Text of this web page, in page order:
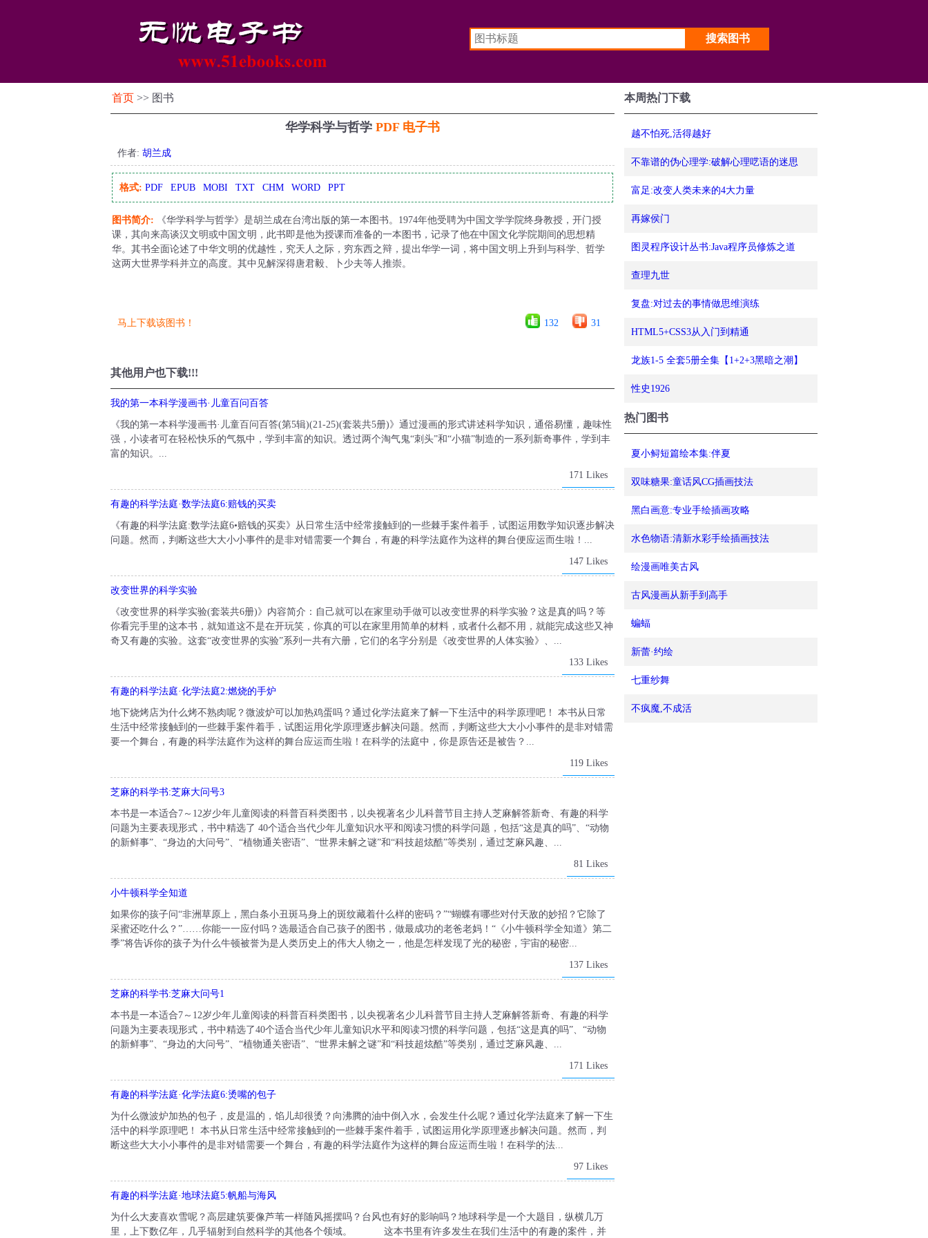
首页 >> 图书
华学科学与哲学 PDF 电子书
作者: 胡兰成
格式: PDF EPUB MOBI TXT CHM WORD PPT
图书简介: 《华学科学与哲学》是胡兰成在台湾出版的第一本图书。1974年他受聘为中国文学学院终身教授，开门授
课，其向来高谈汉文明或中国文明，此书即是他为授课而准备的一本图书，记录了他在中国文化学院期间的思想精
华。其书全面论述了中华文明的优越性，究天人之际，穷东西之辩，提出华学一词，将中国文明上升到与科学、哲学
这两大世界学科并立的高度。其中见解深得唐君毅、卜少夫等人推崇。
马上下载该图书！ 132 31
其他用户也下载!!!
我的第一本科学漫画书·儿童百问百答
《我的第一本科学漫画书·儿童百问百答(第5辑)(21-25)(套装共5册)》通过漫画的形式讲述科学知识，通俗易懂，趣味性
强，小读者可在轻松快乐的气氛中，学到丰富的知识。透过两个淘气鬼“刺头”和“小猫”制造的一系列新奇事件，学到丰
富的知识。...
171 Likes
有趣的科学法庭·数学法庭6:赔钱的买卖
《有趣的科学法庭:数学法庭6•赔钱的买卖》从日常生活中经常接触到的一些棘手案件着手，试图运用数学知识逐步解决
问题。然而，判断这些大大小小事件的是非对错需要一个舞台，有趣的科学法庭作为这样的舞台便应运而生啦！...
147 Likes
改变世界的科学实验
《改变世界的科学实验(套装共6册)》内容简介：自己就可以在家里动手做可以改变世界的科学实验？这是真的吗？等
你看完手里的这本书，就知道这不是在开玩笑，你真的可以在家里用简单的材料，或者什么都不用，就能完成这些又神
奇又有趣的实验。这套“改变世界的实验”系列一共有六册，它们的名字分别是《改变世界的人体实验》、...
133 Likes
有趣的科学法庭·化学法庭2:燃烧的手炉
地下烧烤店为什么烤不熟肉呢？微波炉可以加热鸡蛋吗？通过化学法庭来了解一下生活中的科学原理吧！ 本书从日常
生活中经常接触到的一些棘手案件着手，试图运用化学原理逐步解决问题。然而，判断这些大大小小事件的是非对错需
要一个舞台，有趣的科学法庭作为这样的舞台应运而生啦！在科学的法庭中，你是原告还是被告？...
119 Likes
芝麻的科学书:芝麻大问号3
本书是一本适合7～12岁少年儿童阅读的科普百科类图书，以央视著名少儿科普节目主持人芝麻解答新奇、有趣的科学
问题为主要表现形式，书中精选了 40个适合当代少年儿童知识水平和阅读习惯的科学问题，包括“这是真的吗”、“动物
的新鲜事”、“身边的大问号”、“植物通关密语”、“世界未解之谜”和“科技超炫酷”等类别，通过芝麻风趣、...
81 Likes
小牛顿科学全知道
如果你的孩子问“非洲草原上，黑白条小丑斑马身上的斑纹藏着什么样的密码？”“蝴蝶有哪些对付天敌的妙招？它除了
采蜜还吃什么？”……你能一一应付吗？选最适合自己孩子的图书，做最成功的老爸老妈！“《小牛顿科学全知道》第二
季”将告诉你的孩子为什么牛顿被誉为是人类历史上的伟大人物之一，他是怎样发现了光的秘密，宇宙的秘密...
137 Likes
芝麻的科学书:芝麻大问号1
本书是一本适合7～12岁少年儿童阅读的科普百科类图书，以央视著名少儿科普节目主持人芝麻解答新奇、有趣的科学
问题为主要表现形式，书中精选了40个适合当代少年儿童知识水平和阅读习惯的科学问题，包括“这是真的吗”、“动物
的新鲜事”、“身边的大问号”、“植物通关密语”、“世界未解之谜”和“科技超炫酷”等类别，通过芝麻风趣、...
171 Likes
有趣的科学法庭·化学法庭6:烫嘴的包子
为什么微波炉加热的包子，皮是温的，馅儿却很烫？向沸腾的油中倒入水，会发生什么呢？通过化学法庭来了解一下生
活中的科学原理吧！ 本书从日常生活中经常接触到的一些棘手案件着手，试图运用化学原理逐步解决问题。然而，判
断这些大大小小事件的是非对错需要一个舞台，有趣的科学法庭作为这样的舞台应运而生啦！在科学的法...
97 Likes
有趣的科学法庭·地球法庭5:帆船与海风
为什么大麦喜欢雪呢？高层建筑要像芦苇一样随风摇摆吗？台风也有好的影响吗？地球科学是一个大题目，纵横几万
里，上下数亿年，几乎辐射到自然科学的其他各个领域。 这本书里有许多发生在我们生活中的有趣的案件，并
本周热门下载
越不怕死,活得越好
不靠谱的伪心理学:破解心理呓语的迷思
富足:改变人类未来的4大力量
再嫁侯门
图灵程序设计丛书:Java程序员修炼之道
查理九世
复盘:对过去的事情做思维演练
HTML5+CSS3从入门到精通
龙族1-5 全套5册全集【1+2+3黑暗之潮】
性史1926
热门图书
夏小鲟短篇绘本集:伴夏
双味糖果:童话风CG插画技法
黑白画意:专业手绘插画攻略
水色物语:清新水彩手绘插画技法
绘漫画唯美古风
古风漫画从新手到高手
蝙蝠
新蕾·约绘
七重纱舞
不疯魔,不成活